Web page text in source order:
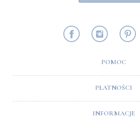
POMOC
PŁATNOŚCI
INFORMACJE